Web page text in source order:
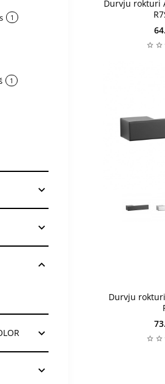
1
1
Durvju rokturi
2-4 nedēļas
2-4 nedēļas
Durvju rokturi